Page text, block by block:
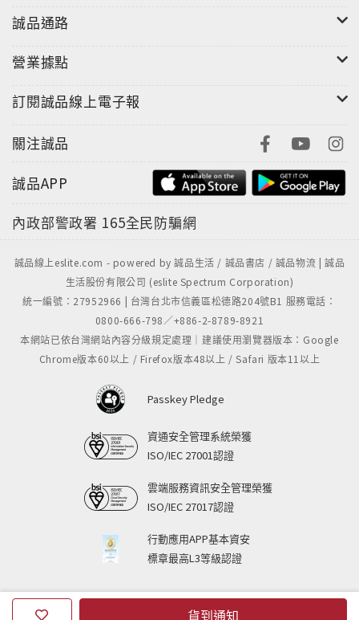
貨到通知
誠品通路
營業據點
訂閱誠品線上電子報
關注誠品
誠品APP
內政部警政署 165全民防騙網
誠品線上eslite.com - powered by 誠品生活 / 誠品書店 / 誠品物流 | 誠品
生活股份有限公司 (eslite Spectrum Corporation)
統一編號：27952966 | 台灣台北市信義區松德路204號B1 服務電話：
0800-666-798／+886-2-8789-8921
本網站已依台灣網站內容分級規定處理｜建議使用瀏覽器版本：Google
Chrome版本60以上 / Firefox版本48以上 / Safari 版本11以上
Passkey Pledge
資通安全管理系統榮獲
ISO/IEC 27001認證
雲端服務資訊安全管理榮獲
ISO/IEC 27017認證
行動應用APP基本資安
標章最高L3等級認證